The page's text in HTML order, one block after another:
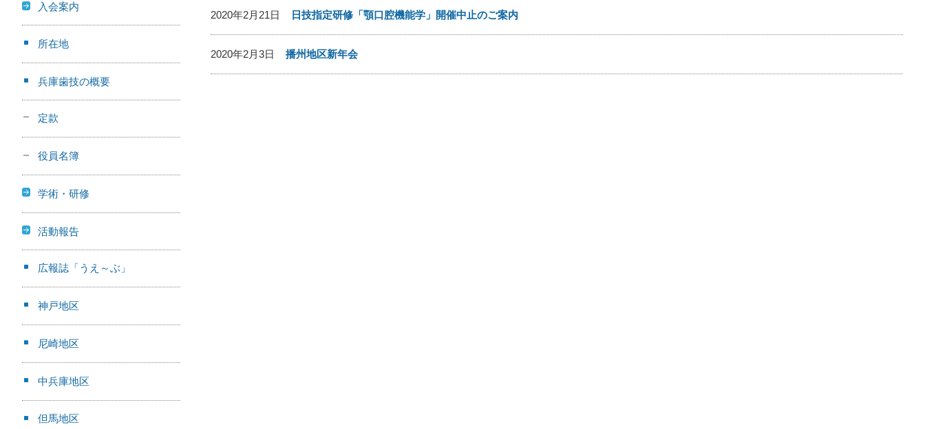
2020年2月21日 日技指定研修「顎口腔機能学」開催中止のご案内
2020年2月3日播州地区新年会
入会案内
所在地
兵庫歯技の概要
定款
役員名簿
学術・研修
活動報告
広報誌「うえ～ぶ」
神戸地区
尼崎地区
中兵庫地区
但馬地区